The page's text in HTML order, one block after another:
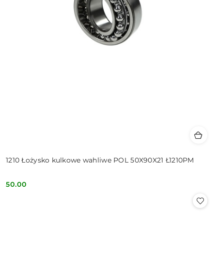
1210 Łożysko kulkowe wahliwe POL 50X90X21 Ł1210PM
Cena:
50.00